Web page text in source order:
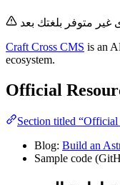
Craft Cross CMS is an
ecosystem.
Official
Section titled “Official
Blog: Build an
Sample code